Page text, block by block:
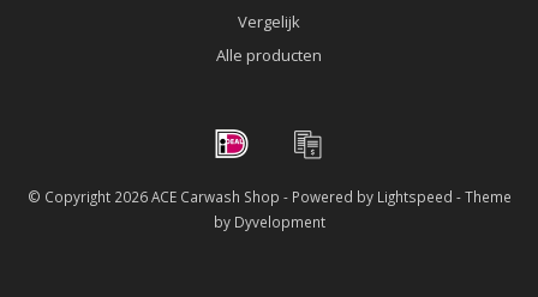
Vergelijk
Alle producten
© Copyright 2026 ACE Carwash Shop - Powered by Lightspeed - Theme
by Dyvelopment